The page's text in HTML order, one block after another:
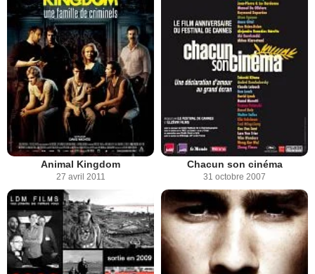
Animal Kingdom
27 avril 2011
Chacun son cinéma
31 octobre 2007